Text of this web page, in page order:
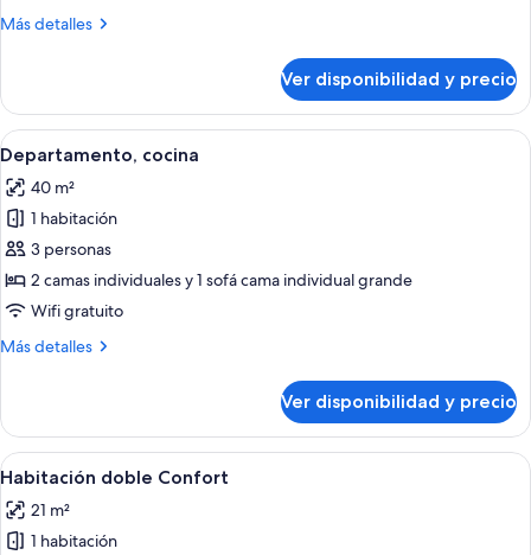
al
Más detalles
Más
individual,
vista
al
patio
Ver disponibilidad y precio
Ver
todas
las
fotos
de
Departamento,
cocina
Una cocina moderna con cafetera,
9
Departamento, cocina
40 m²
1 habitación
3 personas
2 camas individuales y 1 sofá cama individual grande
Wifi gratuito
Más detalles
Más
cocina
Ver disponibilidad y precio
Ver
todas
las
fotos
Habitación de hotel con una cama
8
Habitación doble Confort
21 m²
1 habitación